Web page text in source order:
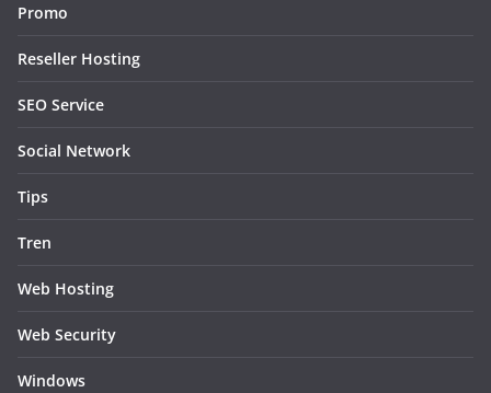
Promo
Reseller Hosting
SEO Service
Social Network
Tips
Tren
Web Hosting
Web Security
Windows